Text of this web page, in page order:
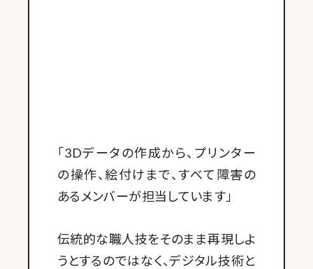
「3Dデータの作成から、プリンター
の操作、絵付けまで、すべて障害の
あるメンバーが担当しています」
伝統的な職人技をそのまま再現しよ
うとするのではなく、デジタル技術と